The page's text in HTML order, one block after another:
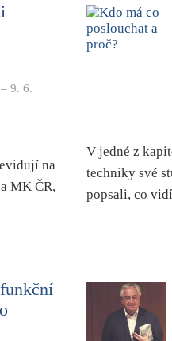
– 9. 6.
na
MK ČR,
V jedné z
techniky své
popsali, co